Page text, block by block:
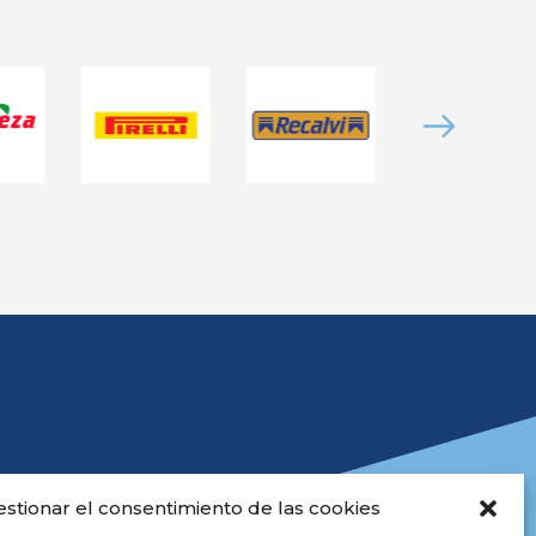
el consentimiento de las cookies